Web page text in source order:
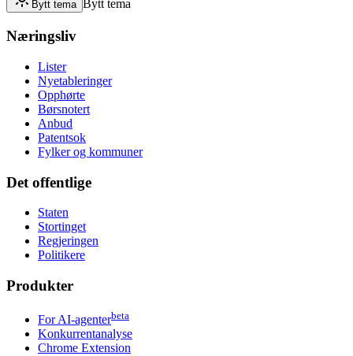
Bytt tema Bytt tema
Næringsliv
Lister
Nyetableringer
Opphørte
Børsnotert
Anbud
Patentsok
Fylker og kommuner
Det offentlige
Staten
Stortinget
Regjeringen
Politikere
Produkter
For AI-agenterbeta
Konkurrentanalyse
Chrome Extension